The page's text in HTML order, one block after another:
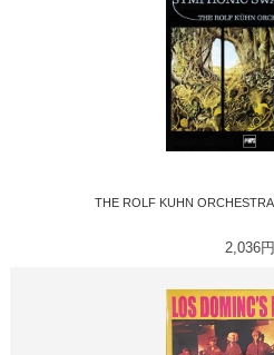
THE ROLF KUHN
2,036円